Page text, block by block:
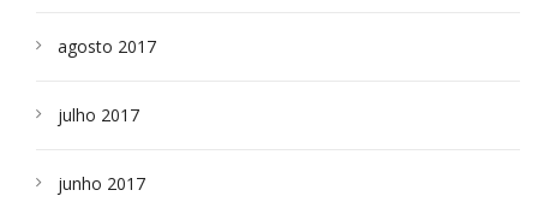
agosto 2017
julho 2017
junho 2017